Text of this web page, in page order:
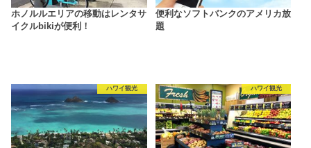
ホノルルエリアの移動はレンタサ
イクルbikiが便利！
便利なソフトバンクのアメリカ放
題
ハワイ観光 ハワイ観光